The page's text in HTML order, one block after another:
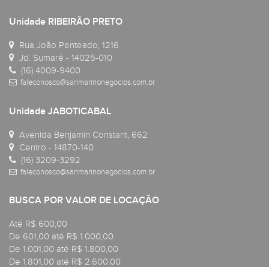
Unidade RIBEIRÃO PRETO
Rua João Penteado, 1216
Jd. Sumaré - 14025-010
(16) 4009-9400
faleconosco@sanmarinonegocios.com.br
Unidade JABOTICABAL
Avenida Benjamin Constant, 662
Centro - 14870-140
(16) 3209-3292
faleconosco@sanmarinonegocios.com.br
BUSCA POR VALOR DE LOCAÇÃO
Até R$ 600,00
De 601,00 até R$ 1.000,00
De 1.001,00 até R$ 1.800,00
De 1.801,00 até R$ 2.600,00